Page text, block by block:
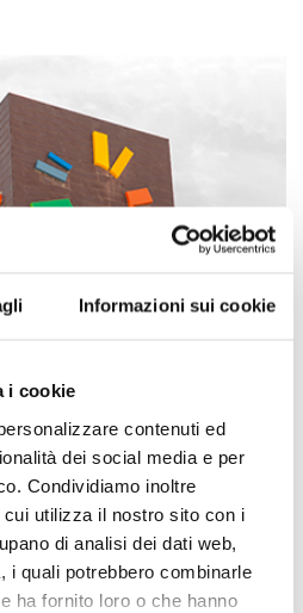
Informazioni sui cookie
i cookie
contenuti ed
dei social media e per
Condividiamo inoltre
utilizza il nostro sito con i
di analisi dei dati web,
i quali potrebbero combinarle
ha fornito loro o che hanno
CENTRO
vendita che ti interessa!